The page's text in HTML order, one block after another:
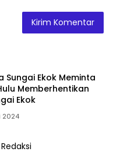
Sungai Ekok Meminta
Memberhentikan
Ekok
2024